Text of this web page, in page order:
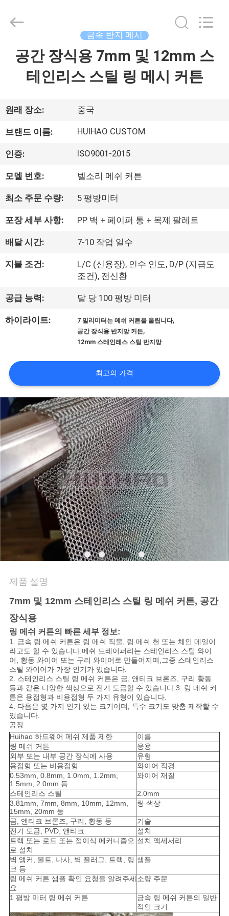
품
우
리
것
장
투
품
질
관
리
문
의
하
뉴
스
사
건
사
이
트
맵
PRIVACY
POLICY
2026
Product
Limited.
금속 반지 메시
공간 장식용 7mm 및 12mm 스
테인리스 스틸 링 메시 커튼
원래 장소: 중국
브랜드 이름: HUIHAO CUSTOM
인증: ISO9001-2015
모델 번호: 벨소리 메쉬 커튼
최소 주문 수량: 5 평방미터
포장 세부 사항: PP 백 + 페이퍼 통 + 목제 팔레트
배달 시간: 7-10 작업 일수
지불 조건:
L/C (신용장), 인수 인도, D/P (지급도
조건), 전신환
공급 능력: 달 당 100 평방 미터
하이라이트: 7 밀리미터는 메쉬 커튼을 울립니다,
공간 장식용 반지망 커튼,
12mm 스테인레스 스틸 반지망
최고의 가격
제품 설명
7mm 및 12mm 스테인리스 스틸 링 메쉬 커튼, 공간
장식용
링 메쉬 커튼의 빠른 세부 정보:
1. 금속 링 메쉬 커튼은 링 메쉬 직물, 링 메쉬 천 또는 체인 메일이
라고도 할 수 있습니다.메쉬 드레이퍼리는 스테인리스 스틸 와이
어, 황동 와이어 또는 구리 와이어로 만들어지며,그중 스테인리스
스틸 와이어가 가장 인기가 있습니다.
2. 스테인리스 스틸 링 메쉬 커튼은 금, 앤티크 브론즈, 구리 황동
등과 같은 다양한 색상으로 전기 도금할 수 있습니다.3. 링 메쉬 커
튼은 용접형과 비용접형 두 가지 유형이 있습니다.
4. 다음은 몇 가지 인기 있는 크기이며, 특수 크기도 맞춤 제작할 수
있습니다.
공장
Huihao 하드웨어 메쉬 제품 제한
이름
링 메쉬 커튼
응용
외부 또는 내부 공간 장식에 사용
유형
용접형 또는 비용접형
와이어 직경
0.53mm, 0.8mm, 1.0mm, 1.2mm,
1.5mm, 2.0mm 등
와이어 재질
스테인리스 스틸
2.0mm
3.81mm, 7mm, 8mm, 10mm, 12mm,
15mm, 20mm 등
링 색상
금, 앤티크 브론즈, 구리, 황동 등
기술
전기 도금, PVD, 앤티크
설치
트랙 또는 로드 또는 접이식 메커니즘으
로 설치
설치 액세서리
벽 앵커, 볼트, 나사, 벽 플러그, 트랙, 링
크 등
샘플
링 메쉬 커튼 샘플 확인 요청을 알려주세
요
소량 주문
1 평방 미터 링 메쉬 커튼
금속 링 메쉬 커튼의 일반
적인 크기: